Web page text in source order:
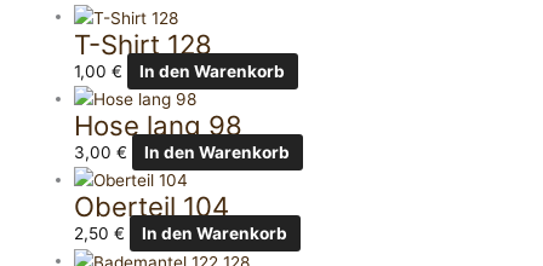
T-Shirt 128
1,00€ In den Warenkorb
Hose lang 98
3,00€ In den Warenkorb
Oberteil 104
2,50€ In den Warenkorb